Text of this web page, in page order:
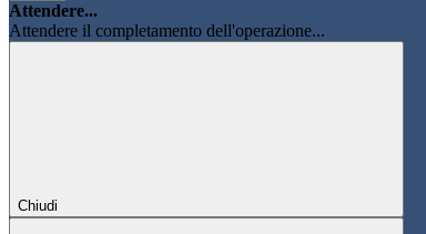
Attendere...
Attendere il completamento dell'operazione...
Chiudi